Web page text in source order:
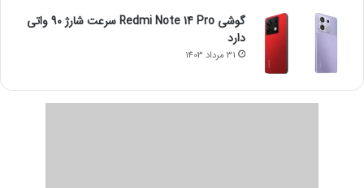
گوشی Redmi Note 14 Pro سرعت شارژ 90 واتی
دارد
31 مرداد 1403